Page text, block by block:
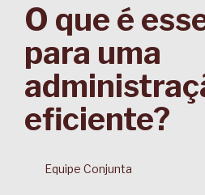
O que é
para uma
eficiente?
Equipe Conjunta